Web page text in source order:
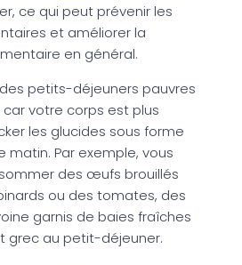
ce qui peut prévenir les
et améliorer la
en général.
petits-déjeuners pauvres
car votre corps est plus
les glucides sous forme
matin. Par exemple, vous
des œufs brouillés
ou des tomates, des
garnis de baies fraîches
grec au petit-déjeuner.